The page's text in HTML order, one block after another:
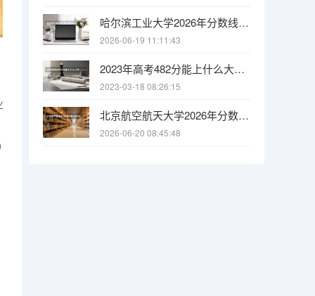
哈尔滨工业大学2026年分数线：多少分能上？考多少名才敢报？
2026-06-19 11:11:43
2023年高考482分能上什么大学 2023年高考376分能上什么大学
2023-03-18 08:26:15
北京航空航天大学2026年分数线：多少分能上？考多少名才敢报？
2026-06-20 08:45:48